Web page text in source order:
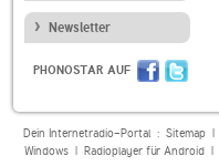
Newsletter
PHONOSTAR AUF
Dein Internetradio-Portal : Sitemap|
Windows| Radioplayer für Android|